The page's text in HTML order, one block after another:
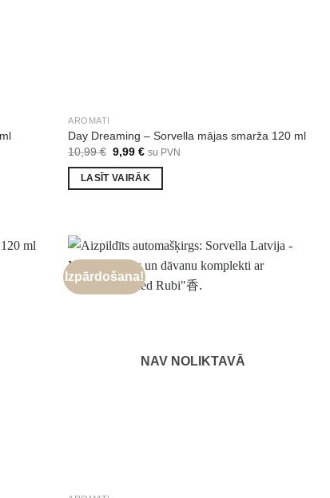
AROMATI
Day Dreaming – Sorvella mājas smarža 120 ml
10,99€ Original
was:
10,99 €.
9,99€Current
is:
9,99 €.
su PVN
LASĪT VAIRĀK
Izpārdošana!
NAV NOLIKTAVĀ